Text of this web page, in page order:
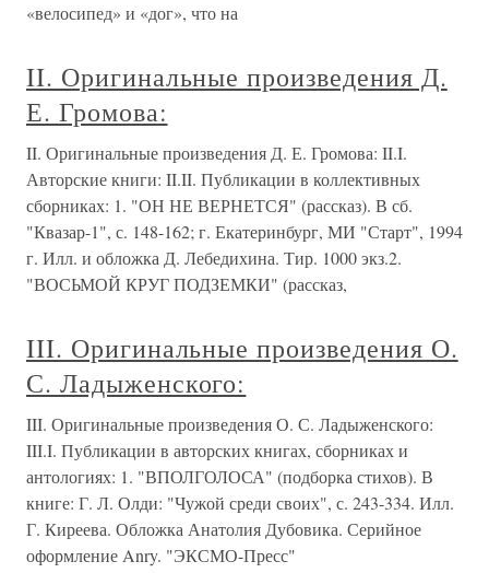
«велосипед» и «дог», что на
II. Оригинальные произведения Д.
Е. Громова:
II. Оригинальные произведения Д. Е. Громова: II.I.
Авторские книги: II.II. Публикации в коллективных
сборниках: 1. "ОН НЕ ВЕРНЕТСЯ" (рассказ). В сб.
"Квазар-1", с. 148-162; г. Екатеринбург, МИ "Старт", 1994
г. Илл. и обложка Д. Лебедихина. Тир. 1000 экз.2.
"ВОСЬМОЙ КРУГ ПОДЗЕМКИ" (рассказ,
III. Оригинальные произведения О.
С. Ладыженского:
III. Оригинальные произведения О. С. Ладыженского:
III.I. Публикации в авторских книгах, сборниках и
антологиях: 1. "ВПОЛГОЛОСА" (подборка стихов). В
книге: Г. Л. Олди: "Чужой среди своих", с. 243-334. Илл.
Г. Киреева. Обложка Анатолия Дубовика. Серийное
оформление Anry. "ЭКСМО-Пресс"